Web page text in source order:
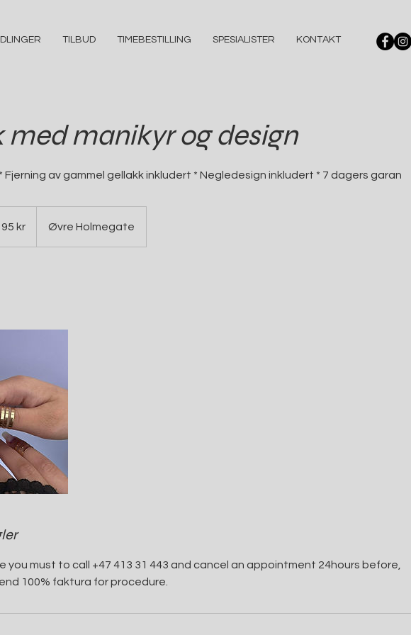
TILBUD TIMEBESTILLING SPESIALISTER KONTAKT
med manikyr og design
Fjerning av gammel gellakk inkludert * Negledesign inkludert * 7 dagers garan
kr Øvre Holmegate
you must to call +47 413 31 443 and cancel an appointment 24hours before,
100% faktura for procedure.